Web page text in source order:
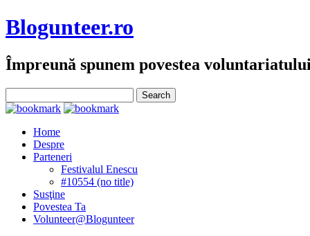
Blogunteer.ro
Împreună spunem povestea
Home
Despre
Parteneri
Festivalul Enescu
#10554 (no title)
Susţine
Povestea Ta
Volunteer@Blogunteer